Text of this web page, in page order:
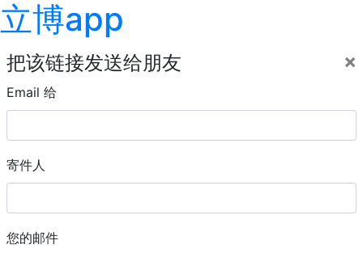
立博app
×
把该链接发送给朋友
Email 给
寄件人
您的邮件